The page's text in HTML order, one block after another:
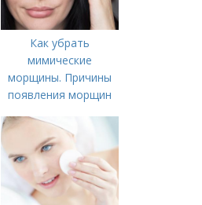
Как убрать
мимические
морщины. Причины
появления морщин